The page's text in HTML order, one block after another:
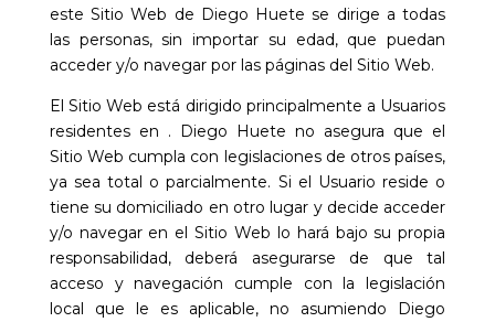
este Sitio Web de Diego Huete se dirige a todas
las personas, sin importar su edad, que puedan
acceder y/o navegar por las páginas del Sitio Web.
El Sitio Web está dirigido principalmente a Usuarios
residentes en . Diego Huete no asegura que el
Sitio Web cumpla con legislaciones de otros países,
ya sea total o parcialmente. Si el Usuario reside o
tiene su domiciliado en otro lugar y decide acceder
y/o navegar en el Sitio Web lo hará bajo su propia
responsabilidad, deberá asegurarse de que tal
acceso y navegación cumple con la legislación
local que le es aplicable, no asumiendo Diego